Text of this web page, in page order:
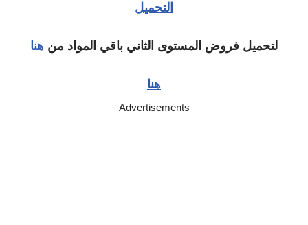
التحميل
لتحميل فروض المستوى الثاني باقي المواد من هنا
هنا
Advertisements